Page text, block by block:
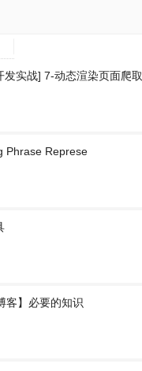
发实战] 7-动态渲染页面爬取
Phrase Represe
客】必要的知识